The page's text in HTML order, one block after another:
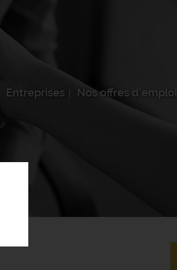
Entreprises Nos offres d'emploi